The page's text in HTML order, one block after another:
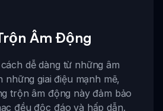
Âm Động
dễ dàng từ những âm
những giai điệu mạnh mẽ,
trộn âm động này đảm bảo
đều độc đáo và hấp dẫn.